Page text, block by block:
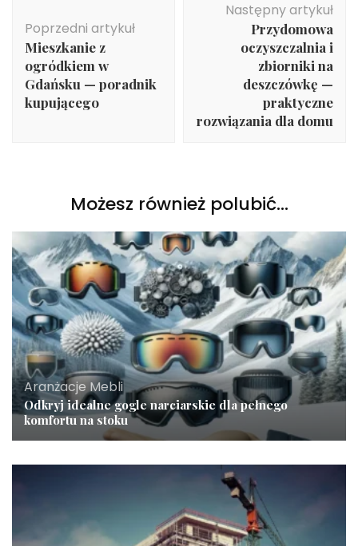
wpisu
Poprzedni artykuł
Mieszkanie z
ogródkiem w
Gdańsku — poradnik
kupującego
Następny artykuł
Przydomowa
oczyszczalnia i
zbiorniki na
deszczówkę —
praktyczne
rozwiązania dla domu
Możesz również polubić…
Aranżacje Mebli
Odkryj idealne gogle narciarskie dla pełnego
komfortu na stoku